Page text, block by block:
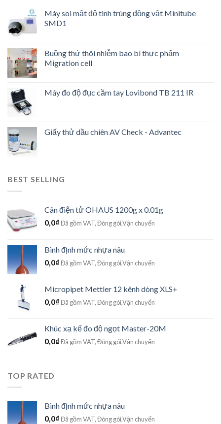
Máy soi mật độ tinh trùng động vật Minitube
SMD1
Buồng thử thôi nhiễm bao bì thực phẩm
Migration cell
Máy đo độ đục cầm tay Lovibond TB 211 IR
Giấy thử dầu chiên AV Check - Advantec
BEST SELLING
Cân điện tử OHAUS 1200g x 0.01g
0,0₫Đã gồm VAT, Đóng gói,Vận chuyển
Bình định mức nhựa nâu
0,0₫Đã gồm VAT, Đóng gói,Vận chuyển
Micropipet Mettler 12 kênh dòng XLS+
0,0₫Đã gồm VAT, Đóng gói,Vận chuyển
Khúc xạ kế đo độ ngọt Master-20M
0,0₫Đã gồm VAT, Đóng gói,Vận chuyển
TOP RATED
Bình định mức nhựa nâu
0,0₫Đã gồm VAT, Đóng gói,Vận chuyển